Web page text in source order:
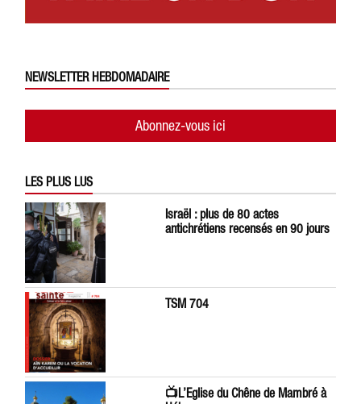
NEWSLETTER HEBDOMADAIRE
Abonnez-vous ici
LES PLUS LUS
Israël : plus de 80 actes
antichrétiens recensés en 90 jours
TSM 704
📺L’Eglise du Chêne de Mambré à